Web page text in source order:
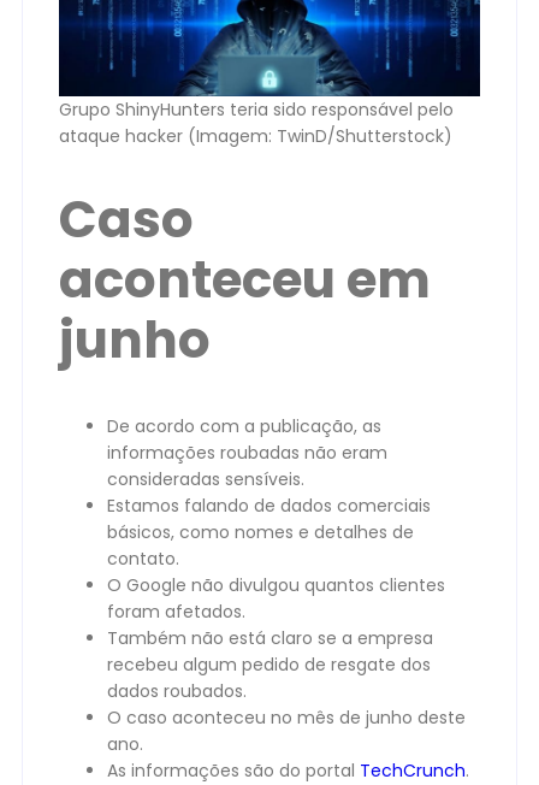
Grupo ShinyHunters teria sido responsável pelo
ataque hacker (Imagem: TwinD/Shutterstock)
Caso
aconteceu em
junho
De acordo com a publicação, as
informações roubadas não eram
consideradas sensíveis.
Estamos falando de dados comerciais
básicos, como nomes e detalhes de
contato.
O Google não divulgou quantos clientes
foram afetados.
Também não está claro se a empresa
recebeu algum pedido de resgate dos
dados roubados.
O caso aconteceu no mês de junho deste
ano.
As informações são do portal TechCrunch.